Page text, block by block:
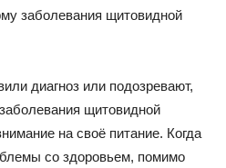
заболевания щитовидной
диагноз или подозревают,
щитовидной
на своё питание. Когда
со здоровьем, помимо